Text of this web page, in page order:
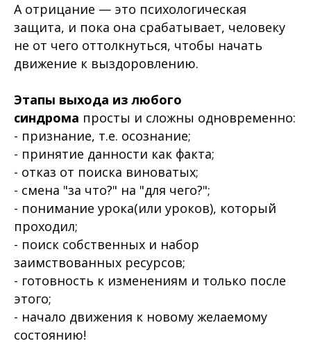
А отрицание — это психологическая
защита, и пока она срабатывает, человеку
не от чего оттолкнуться, чтобы начать
движение к выздоровлению.
Этапы выхода из любого
синдрома просты и сложны одновременно:
- признание, т.е. осознание;
- принятие данности как факта;
- отказ от поиска виноватых;
- смена "за что?" на "для чего?";
- понимание урока(или уроков), который
проходил;
- поиск собственных и набор
заимствованных ресурсов;
- готовность к изменениям и только после
этого;
- начало движения к новому желаемому
состоянию!